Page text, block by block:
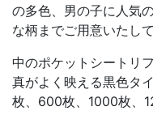
の多色、男の子に人気
な柄までご用意いたし
中のポケットシートリ
真がよく映える黒色タ
枚、600枚、1000枚、